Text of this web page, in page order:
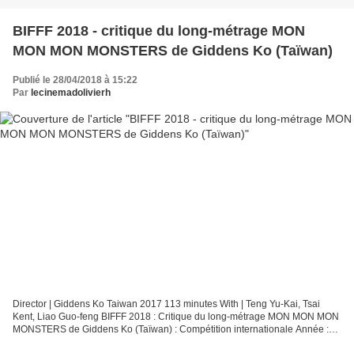
BIFFF 2018 - critique du long-métrage MON
MON MON MONSTERS de Giddens Ko (Taïwan)
Publié le 28/04/2018 à 15:22
Par lecinemadolivierh
Director | Giddens Ko Taiwan 2017 113 minutes With | Teng Yu-Kai, Tsai
Kent, Liao Guo-feng BIFFF 2018 : Critique du long-métrage MON MON MON
MONSTERS de Giddens Ko (Taïwan) : Compétition internationale Année :